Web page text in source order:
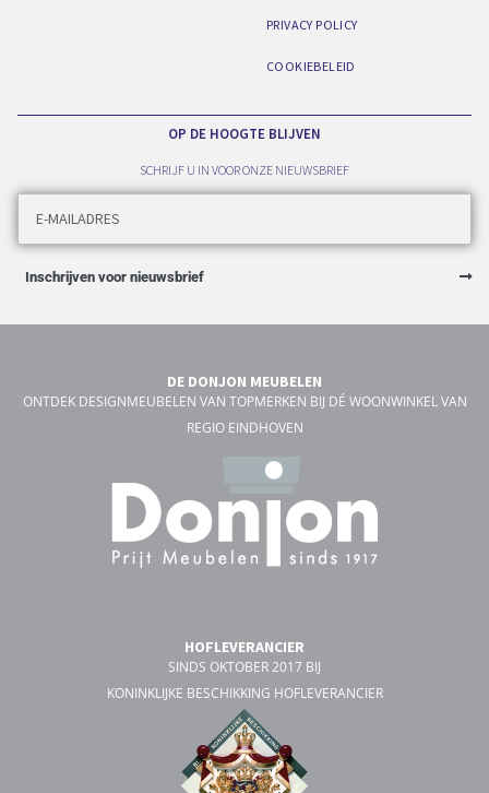
PRIVACY POLICY
COOKIEBELEID
OP DE HOOGTE BLIJVEN
SCHRIJF U IN VOOR ONZE NIEUWSBRIEF
Inschrijven voor nieuwsbrief
DE DONJON MEUBELEN
ONTDEK DESIGNMEUBELEN VAN TOPMERKEN BIJ DÉ WOONWINKEL VAN
REGIO EINDHOVEN
HOFLEVERANCIER
SINDS OKTOBER 2017 BIJ
KONINKLIJKE BESCHIKKING HOFLEVERANCIER